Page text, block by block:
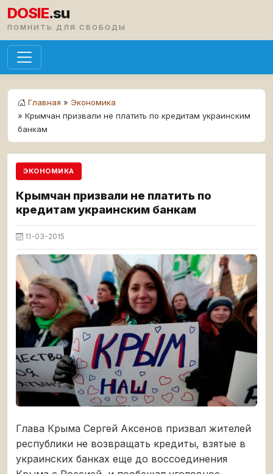
DOSIE.su
ПОМНИТЬ ДЛЯ СВОБОДЫ
Главная » Экономика
» Крымчан призвали не платить по кредитам украинским
банкам
ЭКОНОМИКА
Крымчан призвали не платить по
кредитам украинским банкам
11-03-2015
Глава Крыма Сергей Аксенов призвал жителей
республики не возвращать кредиты, взятые в
украинских банках еще до воссоединения